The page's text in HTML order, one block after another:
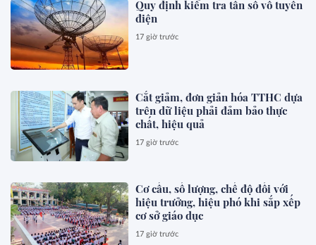
Quy định kiểm tra tần số vô tuyến
điện
17 giờ trước
Cắt giảm, đơn giản hóa TTHC dựa
trên dữ liệu phải đảm bảo thực
chất, hiệu quả
17 giờ trước
Cơ cấu, số lượng, chế độ đối với
hiệu trưởng, hiệu phó khi sắp xếp
cơ sở giáo dục
17 giờ trước